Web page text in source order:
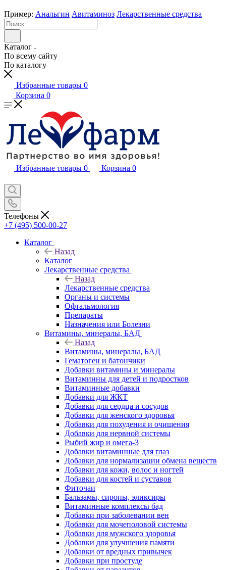
Пример: Анальгин Авитаминоз Лекарственные средства
Каталог
По всему сайту
По каталогу
Избранные товары 0
Корзина 0
Избранные товары 0 Корзина 0
Телефоны
+7 (495) 500-00-27
Каталог
Назад
Каталог
Лекарственные средства
Назад
Лекарственные средства
Органы и системы
Офтальмология
Препараты
Назначения или Болезни
Витамины, минералы, БАД
Назад
Витамины, минералы, БАД
Гематоген и батончики
Добавки витамины и минералы
Витаминны для детей и подростков
Витаминные добавки
Добавки для ЖКТ
Добавки для сердца и сосудов
Добавки для женского здоровья
Добавки для похудения и очищения
Добавки для нервной системы
Рыбий жир и омега-3
Добавки витаминные для глаз
Добавки для нормализации обмена веществ
Добавки для кожи, волос и ногтей
Добавки для костей и суставов
Фиточаи
Бальзамы, сиропы, эликсиры
Витаминные комплексы бад
Добавки при заболевании вен
Добавки для мочеполовой системы
Добавки для мужского здоровья
Добавки для улучшения памяти
Добавки от вредных привычек
Добавки при простуде